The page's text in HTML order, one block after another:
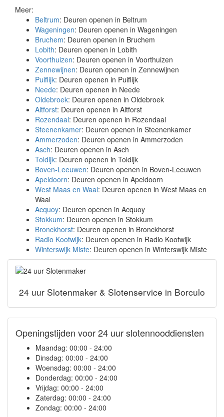
Meer:
Beltrum: Deuren openen in Beltrum
Wageningen: Deuren openen in Wageningen
Bruchem: Deuren openen in Bruchem
Lobith: Deuren openen in Lobith
Voorthuizen: Deuren openen in Voorthuizen
Zennewijnen: Deuren openen in Zennewijnen
Puiflijk: Deuren openen in Puiflijk
Neede: Deuren openen in Neede
Oldebroek: Deuren openen in Oldebroek
Altforst: Deuren openen in Altforst
Rozendaal: Deuren openen in Rozendaal
Steenenkamer: Deuren openen in Steenenkamer
Ammerzoden: Deuren openen in Ammerzoden
Asch: Deuren openen in Asch
Toldijk: Deuren openen in Toldijk
Boven-Leeuwen: Deuren openen in Boven-Leeuwen
Apeldoorn: Deuren openen in Apeldoorn
West Maas en Waal: Deuren openen in West Maas en
Waal
Acquoy: Deuren openen in Acquoy
Stokkum: Deuren openen in Stokkum
Bronckhorst: Deuren openen in Bronckhorst
Radio Kootwijk: Deuren openen in Radio Kootwijk
Winterswijk Miste: Deuren openen in Winterswijk Miste
24 uur Slotenmaker & Slotenservice in Borculo
Openingstijden voor 24 uur slotennooddiensten
Maandag: 00:00 - 24:00
Dinsdag: 00:00 - 24:00
Woensdag: 00:00 - 24:00
Donderdag: 00:00 - 24:00
Vrijdag: 00:00 - 24:00
Zaterdag: 00:00 - 24:00
Zondag: 00:00 - 24:00